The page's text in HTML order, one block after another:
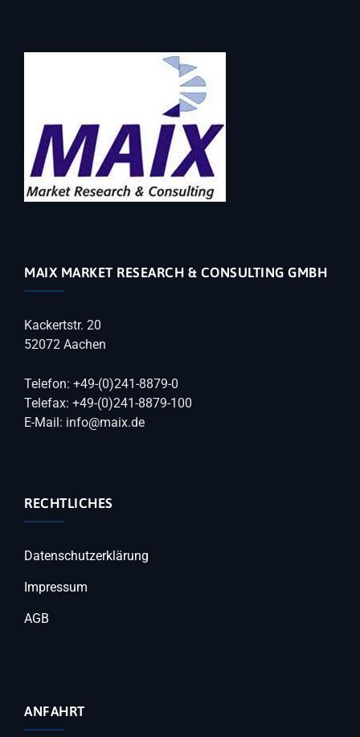
MAIX MARKET RESEARCH & CONSULTING GMBH
Kackertstr. 20
52072 Aachen
Telefon: +49-(0)241-8879-0
Telefax: +49-(0)241-8879-100
E-Mail: info@maix.de
RECHTLICHES
Datenschutzerklärung
Impressum
AGB
ANFAHRT